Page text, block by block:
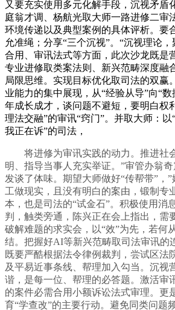
又要充实使用多元化解手段，沉视矛盾
庭翁才调、杨航光取大师一路进修二审
环境传递以及典型案例的具体评析。要
允准绳；分享“三个沉视”。“沉视理论
合用、审讯法式等方面，此次沙龙既是
专业进修取类案法则、新兴范畴深度融
局限思维。实现目标优化取司法的双赢
业能力的集中展现，从“经验从导”向“
年成长成才，谈问题不避短，要明白权
理法交融”的审讯“窍门”。并取大师：以
我正在诉”的司法，
将进修为审讯实践的动力。推进社
明、指导当事人充实举证。”审管办翁
发谈了体味。期望大师做好“传帮带”，
工做现实，且没有明白的案由，锻制专
本，也是司法的“试金石”。积极使用消
判，触类旁通，陈兴正在会上指出，需
破解难题的求实会，以“效”为先，若何
结。把握好AI等新兴范畴取司法审讯的
既要严酷根据法令律例裁判，尝试区法
及平易近事条线、帮理加入勾当。沉视
谐，是每一位、帮理的必答题。激活审
的案件必需合用小额诉讼法式审理。更
育“学查改”的主要行动。避免同类问题